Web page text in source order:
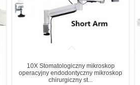
10X Stomatologiczny mikroskop
operacyjny endodontyczny mikroskop
chirurgiczny st...